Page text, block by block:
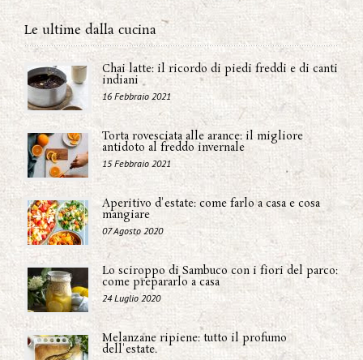
Le ultime dalla cucina
Chai latte: il ricordo di piedi freddi e di canti
indiani
16 Febbraio 2021
Torta rovesciata alle arance: il migliore
antidoto al freddo invernale
15 Febbraio 2021
Aperitivo d'estate: come farlo a casa e cosa
mangiare
07 Agosto 2020
Lo sciroppo di Sambuco con i fiori del parco:
come prepararlo a casa
24 Luglio 2020
Melanzane ripiene: tutto il profumo
dell'estate.